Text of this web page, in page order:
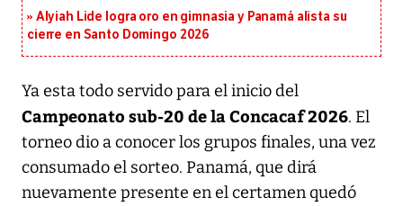
Alyiah Lide logra oro en gimnasia y Panamá alista su
cierre en Santo Domingo 2026
Ya esta todo servido para el inicio del
Campeonato sub-20 de la Concacaf 2026. El
torneo dio a conocer los grupos finales, una vez
consumado el sorteo. Panamá, que dirá
nuevamente presente en el certamen quedó